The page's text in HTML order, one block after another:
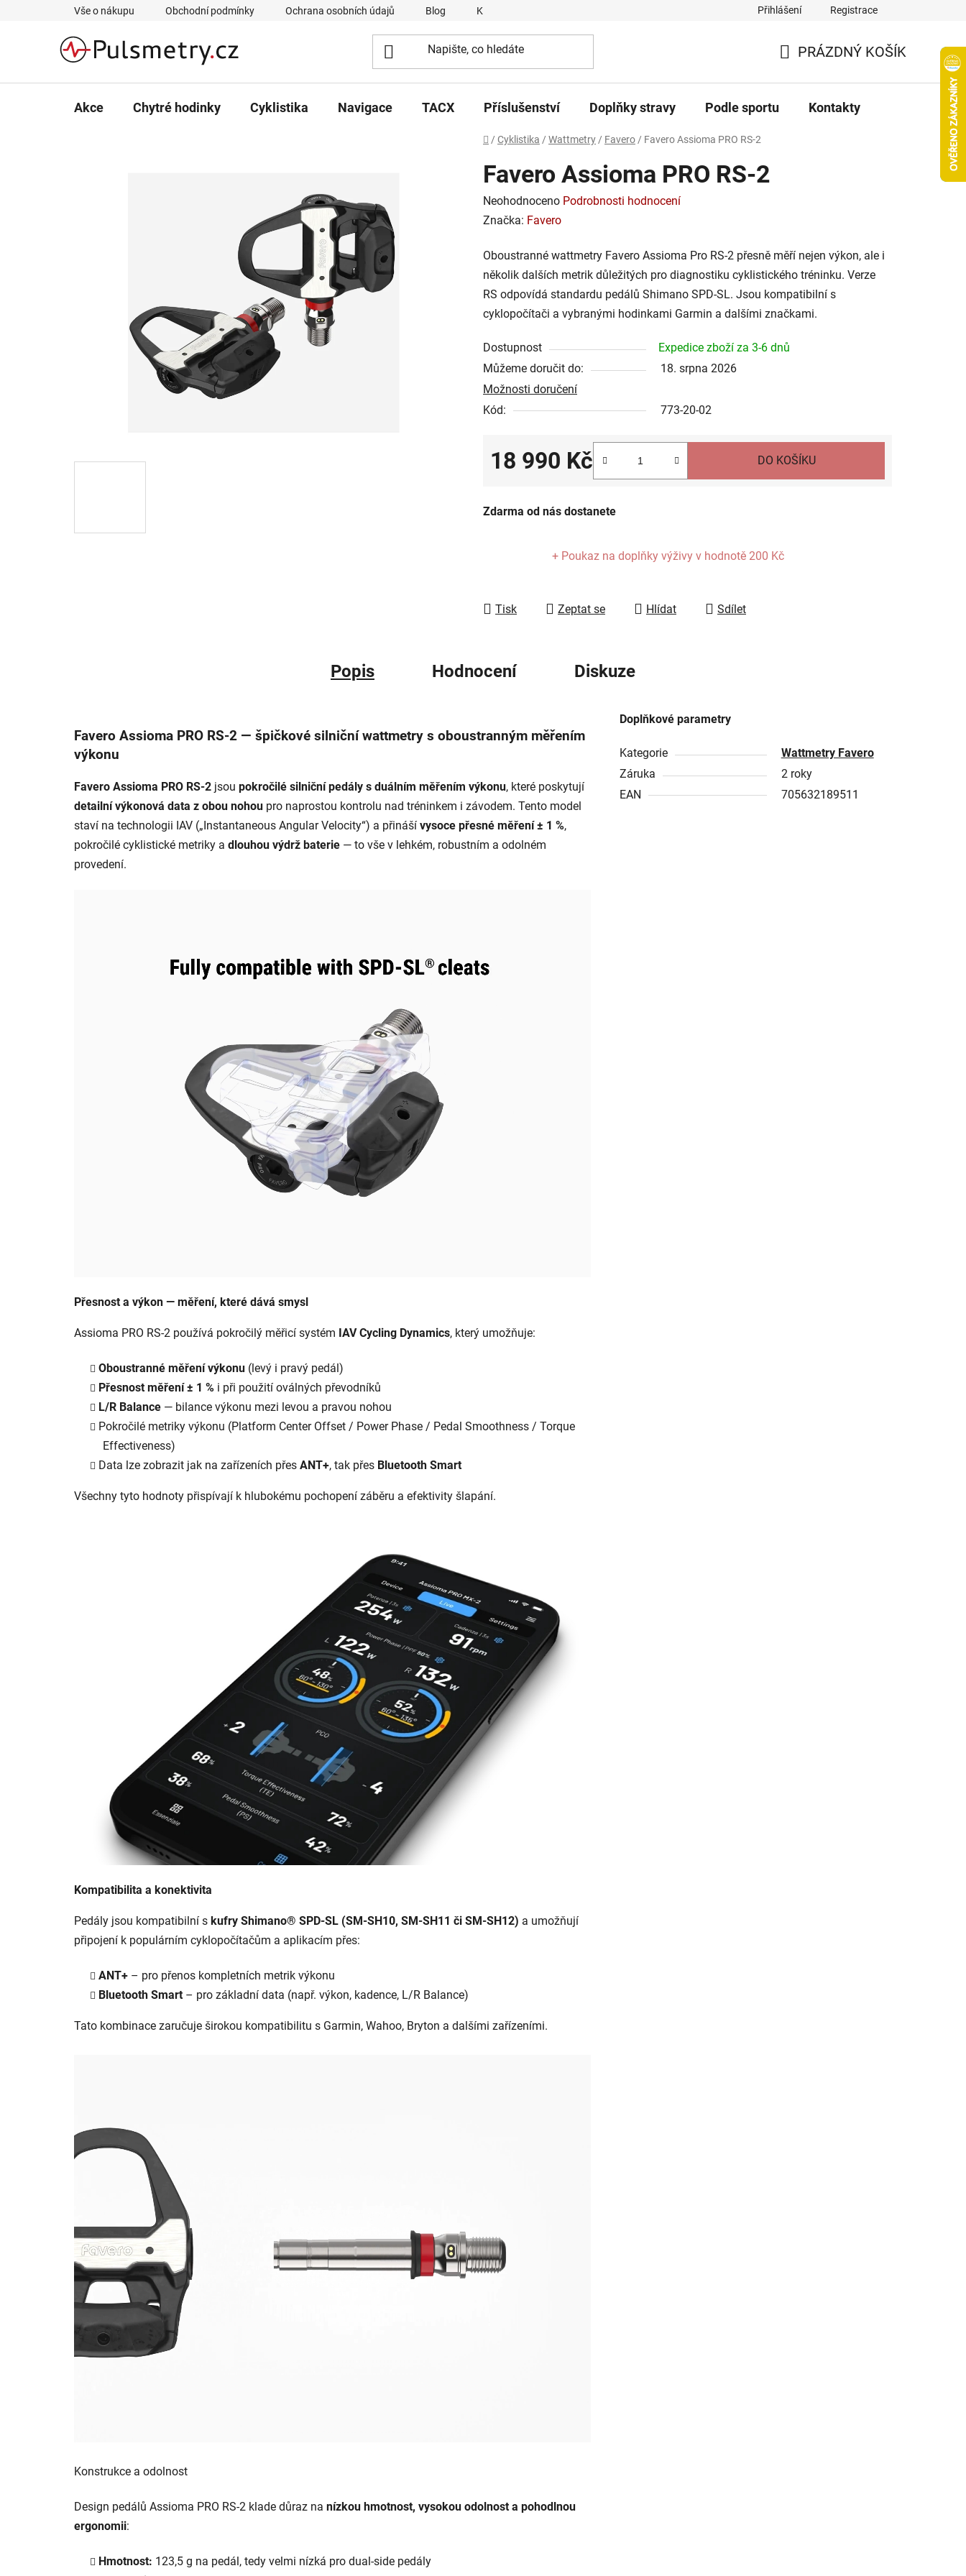
Vše o nákupu Obchodní podmínky Ochrana osobních údajů Blog Kontakty Přihlášení Registrace
KOŠÍK
PRÁZDNÝ KOŠÍK
Akce Chytré hodinky Cyklistika Navigace TACX Příslušenství Doplňky stravy Podle sportu Kontakty
Domů
/ Cyklistika / Wattmetry / Favero / Favero Assioma PRO RS-2
Favero Assioma PRO RS-2
Průměrné
hodnocení
je
0,0
z
5
Neohodnoceno Podrobnosti hodnocení
Značka: Favero
Oboustranné wattmetry Favero Assioma Pro RS-2 přesně měří nejen výkon, ale i
několik dalších metrik důležitých pro diagnostiku cyklistického tréninku. Verze
RS odpovídá standardu pedálů Shimano SPD-SL. Jsou kompatibilní s
cyklopočítači a vybranými hodinkami Garmin a dalšími značkami.
Dostupnost
Expedice zboží za 3-6 dnů
Můžeme doručit do:
18. srpna 2026
Možnosti doručení
Kód:
773-20-02
18 990 Kč DO KOŠÍKU
Zdarma od nás dostanete
+ Poukaz na doplňky výživy v hodnotě 200 Kč
Tisk Zeptat se Hlídat Sdílet
Popis Hodnocení Diskuze
Favero Assioma PRO RS-2 — špičkové silniční wattmetry s oboustranným měřením
výkonu
Favero Assioma PRO RS-2 jsou pokročilé silniční pedály s duálním měřením výkonu, které poskytují
detailní výkonová data z obou nohou pro naprostou kontrolu nad tréninkem i závodem. Tento model
staví na technologii IAV („Instantaneous Angular Velocity“) a přináší vysoce přesné měření ± 1 %,
pokročilé cyklistické metriky a dlouhou výdrž baterie — to vše v lehkém, robustním a odolném
provedení.
Přesnost a výkon — měření, které dává smysl
Assioma PRO RS-2 používá pokročilý měřicí systém IAV Cycling Dynamics, který umožňuje:
Oboustranné měření výkonu (levý i pravý pedál)
Přesnost měření ± 1 % i při použití oválných převodníků
L/R Balance — bilance výkonu mezi levou a pravou nohou
Pokročilé metriky výkonu (Platform Center Offset / Power Phase / Pedal Smoothness / Torque
Effectiveness)
Data lze zobrazit jak na zařízeních přes ANT+, tak přes Bluetooth Smart
Všechny tyto hodnoty přispívají k hlubokému pochopení záběru a efektivity šlapání.
Kompatibilita a konektivita
Pedály jsou kompatibilní s kufry Shimano® SPD-SL (SM-SH10, SM-SH11 či SM-SH12) a umožňují
připojení k populárním cyklopočítačům a aplikacím přes:
ANT+ – pro přenos kompletních metrik výkonu
Bluetooth Smart – pro základní data (např. výkon, kadence, L/R Balance)
Tato kombinace zaručuje širokou kompatibilitu s Garmin, Wahoo, Bryton a dalšími zařízeními.
Konstrukce a odolnost
Design pedálů Assioma PRO RS-2 klade důraz na nízkou hmotnost, vysokou odolnost a pohodlnou
ergonomii:
Hmotnost: 123,5 g na pedál, tedy velmi nízká pro dual-side pedály
Doplňkové parametry
Kategorie
Wattmetry Favero
Záruka
2 roky
EAN
705632189511